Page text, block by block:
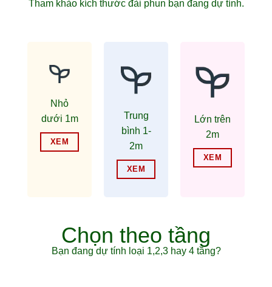
Tham khảo kích thước đài phun bạn đang dự tính.
Nhỏ
dưới 1m
XEM
Trung
bình 1-
2m
XEM
Lớn trên
2m
XEM
Chọn theo tầng
Bạn đang dự tính loại 1,2,3 hay 4 tầng?